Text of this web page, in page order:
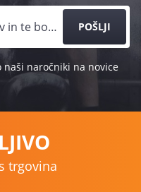
POŠLJI
naročniki na novice
trgovina